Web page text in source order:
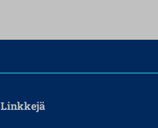
Linkkejä